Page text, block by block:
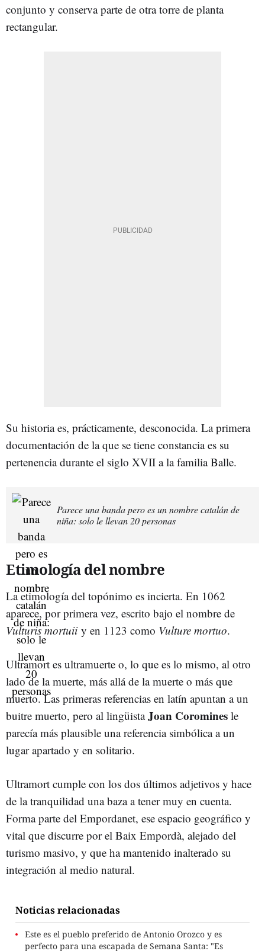
conjunto y conserva parte de otra torre de planta
rectangular.
Su historia es, prácticamente, desconocida. La primera
documentación de la que se tiene constancia es su
pertenencia durante el siglo XVII a la familia Balle.
Parece una banda pero es un nombre catalán de
niña: solo le llevan 20 personas
Etimología del nombre
La etimología del topónimo es incierta. En 1062
aparece, por primera vez, escrito bajo el nombre de
Vulturis mortuii y en 1123 como Vulture mortuo.
Ultramort es ultramuerte o, lo que es lo mismo, al otro
lado de la muerte, más allá de la muerte o más que
muerto. Las primeras referencias en latín apuntan a un
buitre muerto, pero al lingüistaJoan Coromines le
parecía más plausible una referencia simbólica a un
lugar apartado y en solitario.
Ultramort cumple con los dos últimos adjetivos y hace
de la tranquilidad una baza a tener muy en cuenta.
Forma parte del Empordanet, ese espacio geográfico y
vital que discurre por el Baix Empordà, alejado del
turismo masivo, y que ha mantenido inalterado su
integración al medio natural.
Noticias relacionadas
Este es el pueblo preferido de Antonio Orozco y es
perfecto para una escapada de Semana Santa: "Es